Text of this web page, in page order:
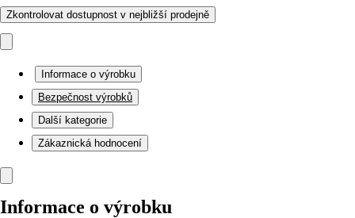
Zkontrolovat dostupnost v nejbližší prodejně
Informace o výrobku
Bezpečnost výrobků
Další kategorie
Zákaznická hodnocení
Informace o výrobku